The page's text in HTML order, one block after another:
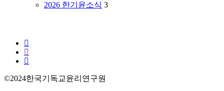
2026 한기윤소식 3
facebook
youtube
instagram
©2024한국기독교윤리연구원